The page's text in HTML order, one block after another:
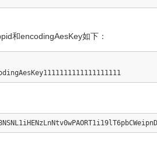
和encodingAesKey如下：